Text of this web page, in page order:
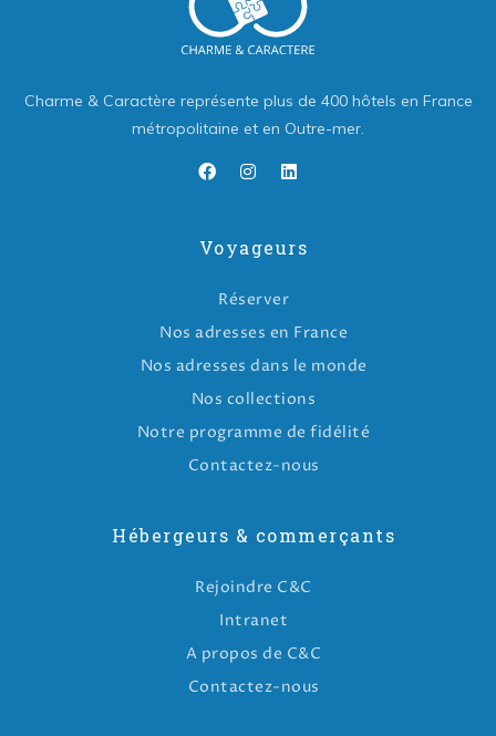
Charme & Caractère représente plus de 400 hôtels en France
métropolitaine et en Outre-mer.
Voyageurs
Réserver
Nos adresses en France
Nos adresses dans le monde
Nos collections
Notre programme de fidélité
Contactez-nous
Hébergeurs & commerçants
Rejoindre C&C
Intranet
A propos de C&C
Contactez-nous